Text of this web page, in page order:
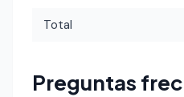
Total
Preguntas